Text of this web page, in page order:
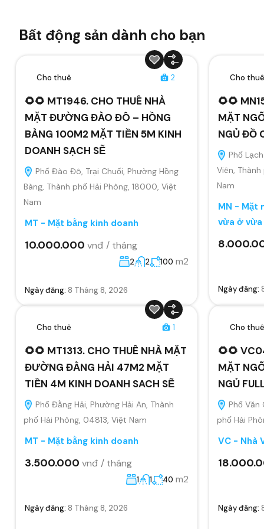
Bất động sản dành cho bạn
Cho thuê 2
🌻🌻 MT1946. CHO THUÊ NHÀ
MẶT ĐƯỜNG ĐÀO ĐÔ – HỒNG
BÀNG 100M2 MẶT TIỀN 5M KINH
DOANH SẠCH SẼ
Phố Đào Đô, Trại Chuối, Phường Hồng
Bàng, Thành phố Hải Phòng, 18000, Việt
Nam
MT - Mặt bằng kinh doanh
10.000.000 vnđ / tháng
2 2 100 m2
Ngày đăng: 8 Tháng 8, 2026
Cho thuê
🌻🌻
MẶT
NGỦ ĐỒ
Phố
Viên,
Nam
MN - Mặt
vừa ở
Ngày đăng:
Cho thuê 1
🌻🌻 MT1313. CHO THUÊ NHÀ MẶT
ĐƯỜNG ĐẰNG HẢI 47M2 MẶT
TIỀN 4M KINH DOANH SACH SẼ
Phố Đằng Hải, Phường Hải An, Thành
phố Hải Phòng, 04813, Việt Nam
MT - Mặt bằng kinh doanh
3.500.000 vnđ / tháng
1 1 40 m2
Ngày đăng: 8 Tháng 8, 2026
Cho thuê
🌻🌻
MẶT
NGỦ
Phố Văn
phố Hải
VC - Nhà
Ngày đăng: